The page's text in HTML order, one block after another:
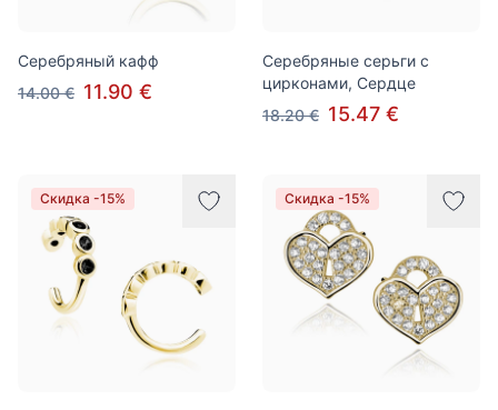
Серебряный кафф
14.00 € 11.90 €
Серебряные серьги с
цирконами, Сердце
18.20 € 15.47 €
Скидка -15% Скидка -15%